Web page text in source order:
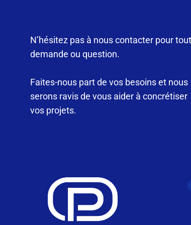
N’hésitez pas à nous contacter pour
demande ou question.
Faites-nous part de vos besoins et nous
serons ravis de vous aider à concrétiser
vos projets.